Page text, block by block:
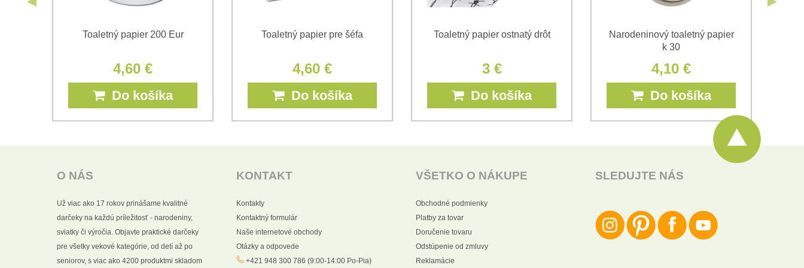
Toaletný papier 200 Eur
4,60 €
Do košíka
Toaletný papier pre šéfa
4,60 €
Do košíka
Toaletný papier ostnatý drôt
3 €
Do košíka
Narodeninový toaletný papier
k 30
4,10 €
Do košíka
O NÁS
Už viac ako 17 rokov prinášame kvalitné
darčeky na každú príležitosť - narodeniny,
sviatky či výročia. Objavte praktické darčeky
pre všetky vekové kategórie, od detí až po
seniorov, s viac ako 4200 produktmi skladom
KONTAKT
Kontakty
Kontaktný formulár
Naše internetové obchody
Otázky a odpovede
+421 948 300 786 (9:00-14:00 Po-Pia)
VŠETKO O NÁKUPE
Obchodné podmienky
Platby za tovar
Doručenie tovaru
Odstúpenie od zmluvy
Reklamácie
SLEDUJTE NÁS